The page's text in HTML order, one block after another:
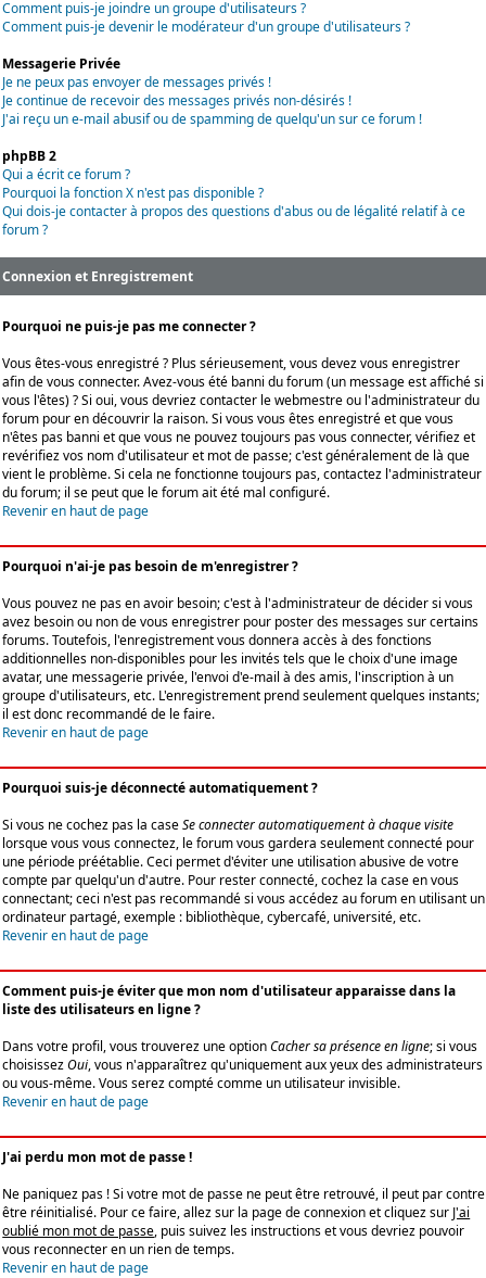
Comment puis-je joindre un groupe d'utilisateurs ?
Comment puis-je devenir le modérateur d'un groupe d'utilisateurs ?
Messagerie Privée
Je ne peux pas envoyer de messages privés !
Je continue de recevoir des messages privés non-désirés !
J'ai reçu un e-mail abusif ou de spamming de quelqu'un sur ce forum !
phpBB 2
Qui a écrit ce forum ?
Pourquoi la fonction X n'est pas disponible ?
Qui dois-je contacter à propos des questions d'abus ou de légalité relatif à ce
forum ?
Connexion et Enregistrement
Pourquoi ne puis-je pas me connecter ?
Vous êtes-vous enregistré ? Plus sérieusement, vous devez vous enregistrer
afin de vous connecter. Avez-vous été banni du forum (un message est affiché si
vous l'êtes) ? Si oui, vous devriez contacter le webmestre ou l'administrateur du
forum pour en découvrir la raison. Si vous vous êtes enregistré et que vous
n'êtes pas banni et que vous ne pouvez toujours pas vous connecter, vérifiez et
revérifiez vos nom d'utilisateur et mot de passe; c'est généralement de là que
vient le problème. Si cela ne fonctionne toujours pas, contactez l'administrateur
du forum; il se peut que le forum ait été mal configuré.
Revenir en haut de page
Pourquoi n'ai-je pas besoin de m'enregistrer ?
Vous pouvez ne pas en avoir besoin; c'est à l'administrateur de décider si vous
avez besoin ou non de vous enregistrer pour poster des messages sur certains
forums. Toutefois, l'enregistrement vous donnera accès à des fonctions
additionnelles non-disponibles pour les invités tels que le choix d'une image
avatar, une messagerie privée, l'envoi d'e-mail à des amis, l'inscription à un
groupe d'utilisateurs, etc. L'enregistrement prend seulement quelques instants;
il est donc recommandé de le faire.
Revenir en haut de page
Pourquoi suis-je déconnecté automatiquement ?
Si vous ne cochez pas la caseSe connecter automatiquement à chaque visite
lorsque vous vous connectez, le forum vous gardera seulement connecté pour
une période préétablie. Ceci permet d'éviter une utilisation abusive de votre
compte par quelqu'un d'autre. Pour rester connecté, cochez la case en vous
connectant; ceci n'est pas recommandé si vous accédez au forum en utilisant un
ordinateur partagé, exemple : bibliothèque, cybercafé, université, etc.
Revenir en haut de page
Comment puis-je éviter que mon nom d'utilisateur apparaisse dans la
liste des utilisateurs en ligne ?
Dans votre profil, vous trouverez une optionCacher sa présence en ligne; si vous
choisissezOui, vous n'apparaîtrez qu'uniquement aux yeux des administrateurs
ou vous-même. Vous serez compté comme un utilisateur invisible.
Revenir en haut de page
J'ai perdu mon mot de passe !
Ne paniquez pas ! Si votre mot de passe ne peut être retrouvé, il peut par contre
être réinitialisé. Pour ce faire, allez sur la page de connexion et cliquez sur J'ai
oublié mon mot de passe, puis suivez les instructions et vous devriez pouvoir
vous reconnecter en un rien de temps.
Revenir en haut de page